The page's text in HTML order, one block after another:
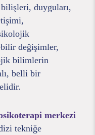
bilişleri, duyguları,
değişimler,
bilimlerin
belli bir
merkezi
tekniğe